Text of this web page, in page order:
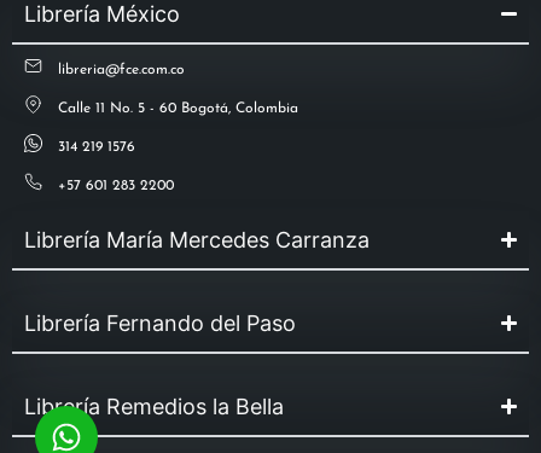
Librería México
libreria@fce.com.co
Calle 11 No. 5 - 60 Bogotá, Colombia
314 219 1576
+57 601 283 2200
Librería María Mercedes Carranza
Librería Fernando del Paso
Librería Remedios la Bella